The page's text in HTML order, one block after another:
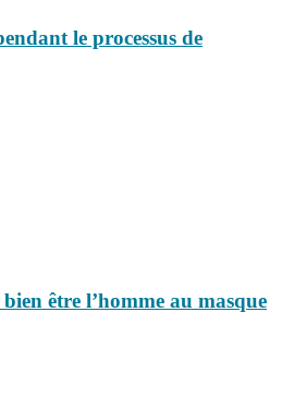
le processus de
être l’homme au masque